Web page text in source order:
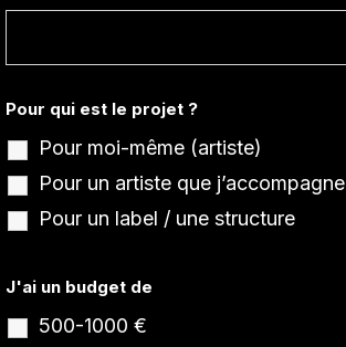
Pour qui est le projet ?
Pour moi-même (artiste)
Pour un artiste que j’accompagne
Pour un label / une structure
J'ai un budget de
500-1000 €